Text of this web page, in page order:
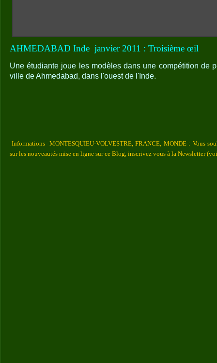
AHMEDABAD Inde janvier 2011 : Troisième œil
Une étudiante joue les modèles dans une compétition de
ville de Ahmedabad, dans l'ouest de l'Inde.
Informations MONTESQUIEU-VOLVESTRE, FRANCE, MONDE : Vous
sur les nouveautés mise en ligne sur ce Blog, inscrivez vous à la Newsletter